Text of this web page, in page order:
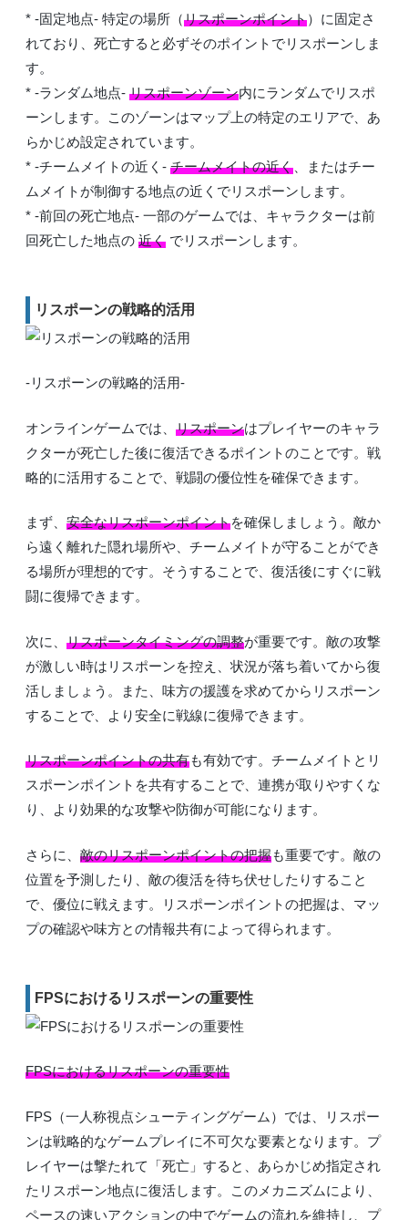
* -固定地点- 特定の場所（リスポーンポイント）に固定さ
れており、死亡すると必ずそのポイントでリスポーンしま
す。
* -ランダム地点- リスポーンゾーン内にランダムでリスポ
ーンします。このゾーンはマップ上の特定のエリアで、あ
らかじめ設定されています。
* -チームメイトの近く- チームメイトの近く 、またはチー
ムメイトが制御する地点の近くでリスポーンします。
* -前回の死亡地点- 一部のゲームでは、キャラクターは前
回死亡した地点の 近く でリスポーンします。
リスポーンの戦略的活用
-リスポーンの戦略的活用-
オンラインゲームでは、 リスポーンはプレイヤーのキャラ
クターが死亡した後に復活できるポイントのことです。戦
略的に活用することで、戦闘の優位性を確保できます。
まず、 安全なリスポーンポイントを確保しましょう。敵か
ら遠く離れた隠れ場所や、チームメイトが守ることができ
る場所が理想的です。そうすることで、復活後にすぐに戦
闘に復帰できます。
次に、 リスポーンタイミングの調整が重要です。敵の攻撃
が激しい時はリスポーンを控え、状況が落ち着いてから復
活しましょう。また、味方の援護を求めてからリスポーン
することで、より安全に戦線に復帰できます。
リスポーンポイントの共有も有効です。チームメイトとリ
スポーンポイントを共有することで、連携が取りやすくな
り、より効果的な攻撃や防御が可能になります。
さらに、 敵のリスポーンポイントの把握も重要です。敵の
位置を予測したり、敵の復活を待ち伏せしたりすること
で、優位に戦えます。リスポーンポイントの把握は、マッ
プの確認や味方との情報共有によって得られます。
FPSにおけるリスポーンの重要性
FPSにおけるリスポーンの重要性
FPS（一人称視点シューティングゲーム）では、リスポー
ンは戦略的なゲームプレイに不可欠な要素となります。プ
レイヤーは撃たれて「死亡」すると、あらかじめ指定され
たリスポーン地点に復活します。このメカニズムにより、
ペースの速いアクションの中でゲームの流れを維持し、プ